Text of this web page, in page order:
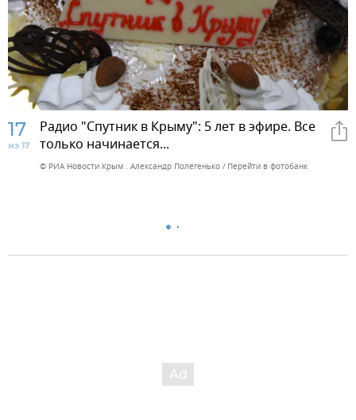
17
из 17
Радио "Спутник в Крыму": 5 лет в эфире. Все
только начинается...
© РИА Новости Крым . Александр Полегенько Перейти в фотобанк